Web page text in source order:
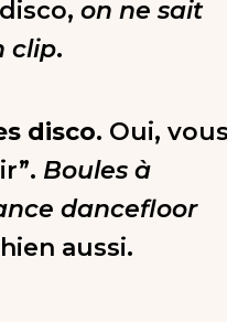
on ne sait
clip.
disco. Oui,
Boules à
dancefloor
aussi.